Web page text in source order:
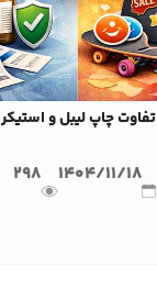
تفاوت چاپ لیبل و استیکر
1404/11/18
298